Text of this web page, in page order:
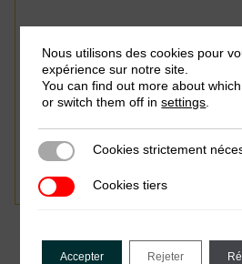
Regan McCort, Graeme Stewart-
Orgeira Pillai
Voir toutes les
Nous utilisons des cookies pour
expérience sur notre site.
You can find out more about
or switch them off insettings
Cookies strictement
Cookies strictement
Cookies tiersCookies tiers
Accepter Rejeter